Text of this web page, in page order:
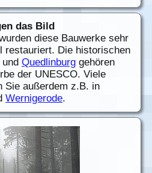
das Bild
diese Bauwerke sehr
restauriert. Die historischen
und Quedlinburg gehören
der UNESCO. Viele
Sie außerdem z.B. in
Wernigerode.